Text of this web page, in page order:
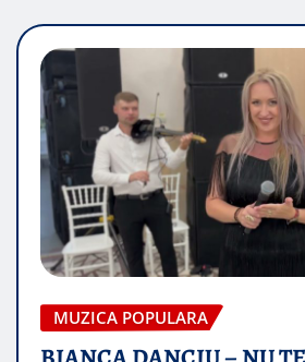
MUZICA POPULARA